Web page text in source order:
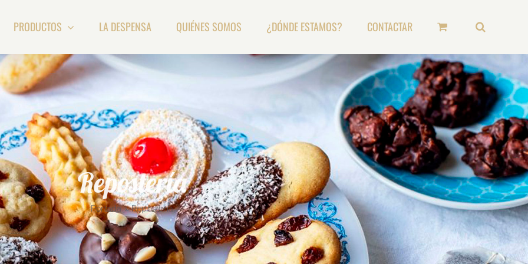
PRODUCTOS LA DESPENSA QUIÉNES SOMOS ¿DÓNDE ESTAMOS? CONTACTAR
Repostería
Portada»Repostería